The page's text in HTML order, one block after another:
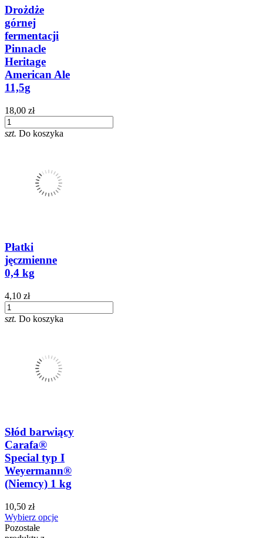
Drożdże
górnej
fermentacji
Pinnacle
Heritage
American Ale
11,5g
18,00 zł
szt. Do koszyka
Płatki
jęczmienne
0,4 kg
4,10 zł
szt. Do koszyka
Słód barwiący
Carafa®
Special typ I
Weyermann®
(Niemcy) 1 kg
10,50 zł
Wybierz opcje
Pozostałe